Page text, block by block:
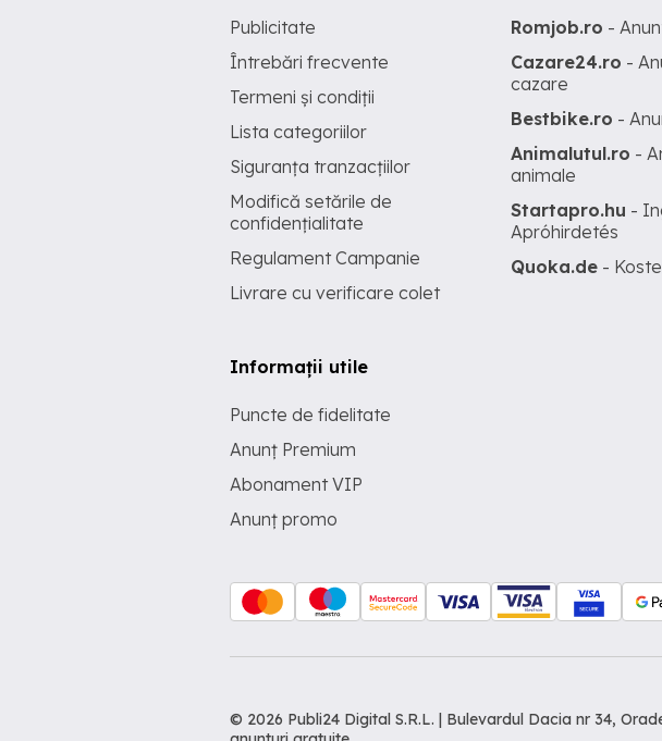
Publicitate
Întrebări frecvente
Termeni și condiții
Lista categoriilor
Siguranța tranzacțiilor
Modifică setările de
confidențialitate
Regulament Campanie
Livrare cu verificare colet
Informații utile
Puncte de fidelitate
Anunț Premium
Abonament VIP
Anunț promo
Romjob.ro -
Cazare24.ro -
cazare
Bestbike.ro -
Animalutul.ro -
animale
Startapro.hu -
Apróhirdetés
Quoka.de -
© 2026 Publi24 Digital S.R.L. | Bulevardul Dacia nr 34,